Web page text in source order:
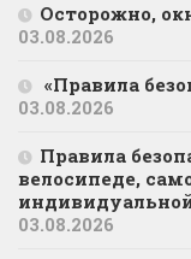
Осторожно,
03.08.2026
«Правила
03.08.2026
Правила
велосипеде,
03.08.2026